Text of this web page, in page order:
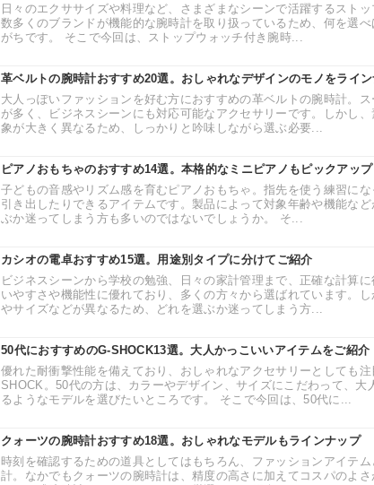
日々のエクササイズや料理など、さまざまなシーンで活躍するストッ
数多くのブランドが機能的な腕時計を取り扱っているため、何を選
がちです。 そこで今回は、ストップウォッチ付き腕時...
革ベルトの腕時計おすすめ20選。おしゃれなデザインのモノをライ
大人っぽいファッションを好む方におすすめの革ベルトの腕時計。
が多く、ビジネスシーンにも対応可能なアクセサリーです。しかし
象が大きく異なるため、しっかりと吟味しながら選ぶ必要...
ピアノおもちゃのおすすめ14選。本格的なミニピアノもピックアップ
子どもの音感やリズム感を育むピアノおもちゃ。指先を使う練習に
引き出したりできるアイテムです。製品によって対象年齢や機能な
ぶか迷ってしまう方も多いのではないでしょうか。 そ...
カシオの電卓おすすめ15選。用途別タイプに分けてご紹介
ビジネスシーンから学校の勉強、日々の家計管理まで、正確な計算
いやすさや機能性に優れており、多くの方々から選ばれています。
やサイズなどが異なるため、どれを選ぶか迷ってしまう方...
50代におすすめのG-SHOCK13選。大人かっこいいアイテムをご紹介
優れた耐衝撃性能を備えており、おしゃれなアクセサリーとしても
SHOCK。50代の方は、カラーやデザイン、サイズにこだわって、大
るようなモデルを選びたいところです。 そこで今回は、50代に...
クォーツの腕時計おすすめ18選。おしゃれなモデルもラインナップ
時刻を確認するための道具としてはもちろん、ファッションアイテ
計。なかでもクォーツの腕時計は、精度の高さに加えてコスパのよ